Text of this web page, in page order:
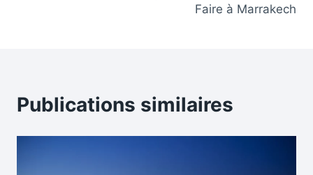
Faire à Marrakech
Publications similaires